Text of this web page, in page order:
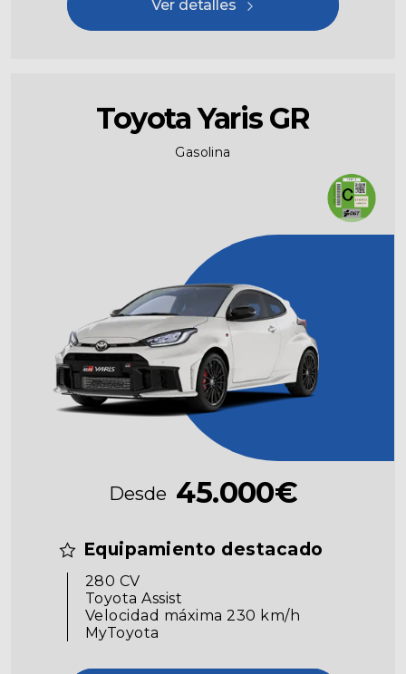
Ver detalles
Toyota Yaris GR
Gasolina
Desde 45.000€
Equipamiento destacado
280 CV
Toyota Assist
Velocidad máxima 230 km/h
MyToyota